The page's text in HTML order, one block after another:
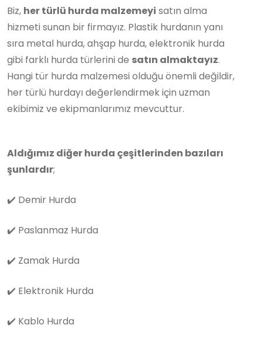
Biz, her türlü hurda malzemeyi satın alma
hizmeti sunan bir firmayız. Plastik hurdanın yanı
sıra metal hurda, ahşap hurda, elektronik hurda
gibi farklı hurda türlerini de satın almaktayız.
Hangi tür hurda malzemesi olduğu önemli değildir,
her türlü hurdayı değerlendirmek için uzman
ekibimiz ve ekipmanlarımız mevcuttur.
Aldığımız diğer hurda çeşitlerinden bazıları
şunlardır;
✔️ Demir Hurda
✔️ Paslanmaz Hurda
✔️ Zamak Hurda
✔️ Elektronik Hurda
✔️ Kablo Hurda